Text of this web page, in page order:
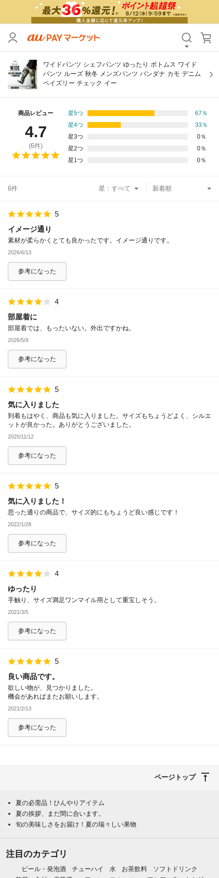
ワイドパンツ シェフパンツ ゆったり ボトムス ワイド
パンツ ルーズ 秋冬 メンズパンツ バンダナ カモ デニム
ペイズリー チェック イー
商品レビュー
4.7
(6件)
星5つ 67 ％
星4つ
33％
星3つ
0％
星2つ
0％
星1つ
0％
6件 星：
5
イメージ通り
素材が柔らかくとても良かったです。イメージ通りです。
2026/6/13
参考になった
4
部屋着に
部屋着では、もったいない。外出ですかね。
2026/5/9
参考になった
5
気に入りました
到着もはやく、商品も気に入りました。サイズもちょうどよく、シルエ
ットが良かった。ありがとうございました。
2025/11/12
参考になった
5
気に入りました！
思った通りの商品で、サイズ的にもちょうど良い感じです！
2022/1/28
参考になった
4
ゆったり
手触り、サイズ満足ワンマイル用として重宝しそう。
2021/3/5
参考になった
5
良い商品です。
欲しい物が、見つかりました。
機会があればまたお願いします。
2021/2/13
参考になった
ページトップ
夏の必需品！ひんやりアイテム
夏の挨拶、まだ間に合います。
旬の美味しさをお届け！夏の瑞々しい果物
注目のカテゴリ
ビール・発泡酒 チューハイ 水 お茶飲料
ソフトドリンク
カテゴリ すべて
価格 すべて
支払い方法
その他の条件
送料無料
Pontaパス特典対象すべて
除外ワード